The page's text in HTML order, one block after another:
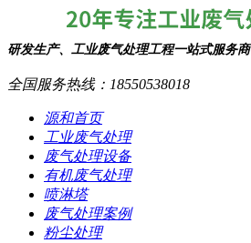
研发生产、工业废气处理工程一站式服务商
全国服务热线： 18550538018
源和首页
工业废气处理
废气处理设备
有机废气处理
喷淋塔
废气处理案例
粉尘处理